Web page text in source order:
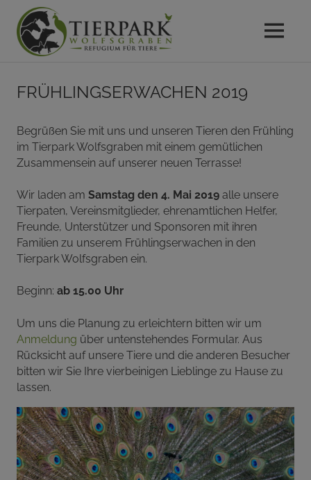
Inhalt
springen
Tierpark
Wolfsgraben
für
Wienerwald
MENU
Frühlingserwachen 2019
Begrüßen Sie mit uns und unseren Tieren den Frühling
im Tierpark Wolfsgraben mit einem gemütlichen
Zusammensein auf unserer neuen Terrasse!
Wir laden am Samstag den 4. Mai 2019 alle unsere
Tierpaten, Vereinsmitglieder, ehrenamtlichen Helfer,
Freunde, Unterstützer und Sponsoren mit ihren
Familien zu unserem Frühlingserwachen in den
Tierpark Wolfsgraben ein.
Beginn: ab 15.00 Uhr
Um uns die Planung zu erleichtern bitten wir um
Anmeldung über untenstehendes Formular. Aus
Rücksicht auf unsere Tiere und die anderen Besucher
bitten wir Sie Ihre vierbeinigen Lieblinge zu Hause zu
lassen.